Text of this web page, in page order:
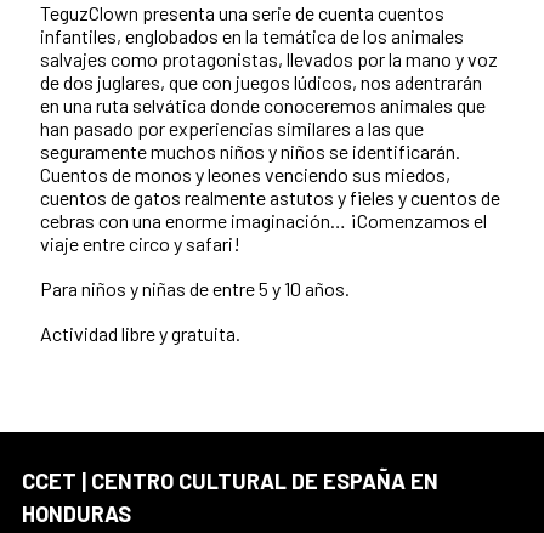
TeguzClown presenta una serie de cuenta cuentos
infantiles, englobados en la temática de los animales
salvajes como protagonistas, llevados por la mano y voz
de dos juglares, que con juegos lúdicos, nos adentrarán
en una ruta selvática donde conoceremos animales que
han pasado por experiencias similares a las que
seguramente muchos niños y niños se identificarán.
Cuentos de monos y leones venciendo sus miedos,
cuentos de gatos realmente astutos y fieles y cuentos de
cebras con una enorme imaginación… ¡Comenzamos el
viaje entre circo y safari!
Para niños y niñas de entre 5 y 10 años.
Actividad libre y gratuita.
CCET | CENTRO CULTURAL DE ESPAÑA EN
HONDURAS